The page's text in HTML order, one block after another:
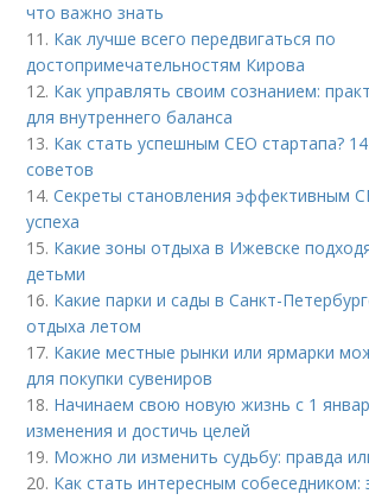
что важно знать
11. Как лучше всего передвигаться по
достопримечательностям Кирова
12. Как управлять своим сознанием:
для внутреннего баланса
13. Как стать успешным СЕО стартапа?
советов
14.Секреты становления эффективным
успеха
15. Какие зоны отдыха в Ижевске
детьми
16. Какие парки и сады в Санкт-
отдыха летом
17. Какие местные рынки или ярмарки
для покупки сувениров
18. Начинаем свою новую жизнь с 1
изменения и достичь целей
19. Можно ли изменить судьбу: правда
20. Как стать интересным